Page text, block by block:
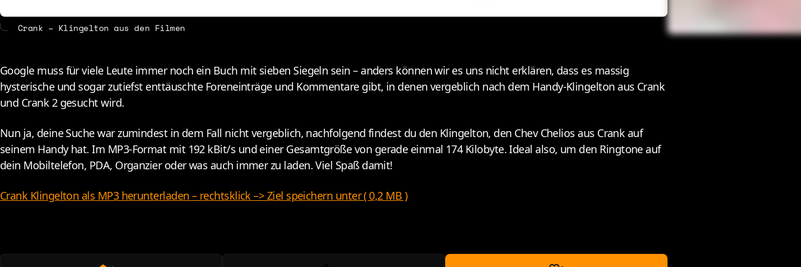
Crank – Klingelton aus den Filmen
Google muss für viele Leute immer noch ein Buch mit sieben Siegeln sein – anders können wir es uns nicht erklären, dass es massig
hysterische und sogar zutiefst enttäuschte Foreneinträge und Kommentare gibt, in denen vergeblich nach dem Handy-Klingelton aus Crank
und Crank 2 gesucht wird.
Nun ja, deine Suche war zumindest in dem Fall nicht vergeblich, nachfolgend findest du den Klingelton, den Chev Chelios aus Crank auf
seinem Handy hat. Im MP3-Format mit 192 kBit/s und einer Gesamtgröße von gerade einmal 174 Kilobyte. Ideal also, um den Ringtone auf
dein Mobiltelefon, PDA, Organzier oder was auch immer zu laden. Viel Spaß damit!
Crank Klingelton als MP3 herunterladen – rechtsklick –> Ziel speichern unter( 0,2 MB )